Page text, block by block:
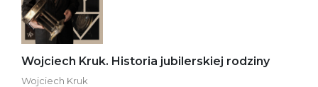
Wojciech Kruk. Historia jubilerskiej rodziny
Wojciech Kruk